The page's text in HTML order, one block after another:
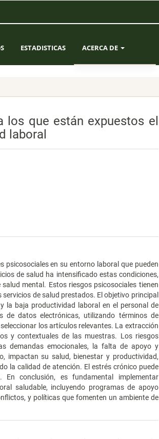
ESTADISTICAS ACERCA DE
EQUIPO EDITORIAL
que están expuestos el
laboral
psicosociales en su entorno laboral que pueden
de salud ha intensificado estas condiciones,
mental. Estos riesgos psicosociales tienen
de salud prestados. El objetivo principal
la baja productividad laboral en el personal de
de datos electrónicas, utilizando términos de
los artículos relevantes. La extracción
y contextuales de las muestras. Los riesgos
demandas emocionales, la falta de apoyo y
impactan su salud, bienestar y productividad,
la calidad de atención. El estrés crónico puede
conclusión, es fundamental implementar
saludable, incluyendo programas de apoyo
y políticas que fomenten un ambiente de